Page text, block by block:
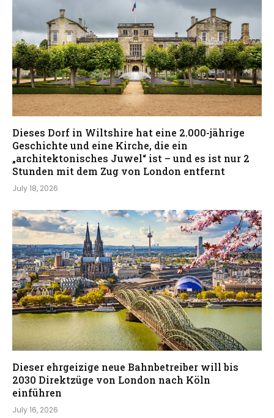
Dieses Dorf in Wiltshire hat eine 2.000-jährige
Geschichte und eine Kirche, die ein
„architektonisches Juwel“ ist – und es ist nur 2
Stunden mit dem Zug von London entfernt
July 18, 2026
Dieser ehrgeizige neue Bahnbetreiber will bis
2030 Direktzüge von London nach Köln
einführen
July 16, 2026